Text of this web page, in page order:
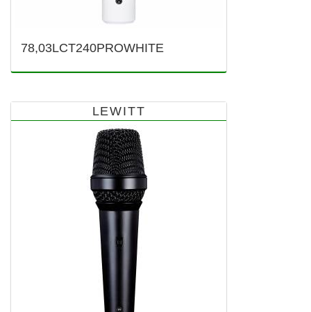
78,03LCT240PROWHITE
LEWITT